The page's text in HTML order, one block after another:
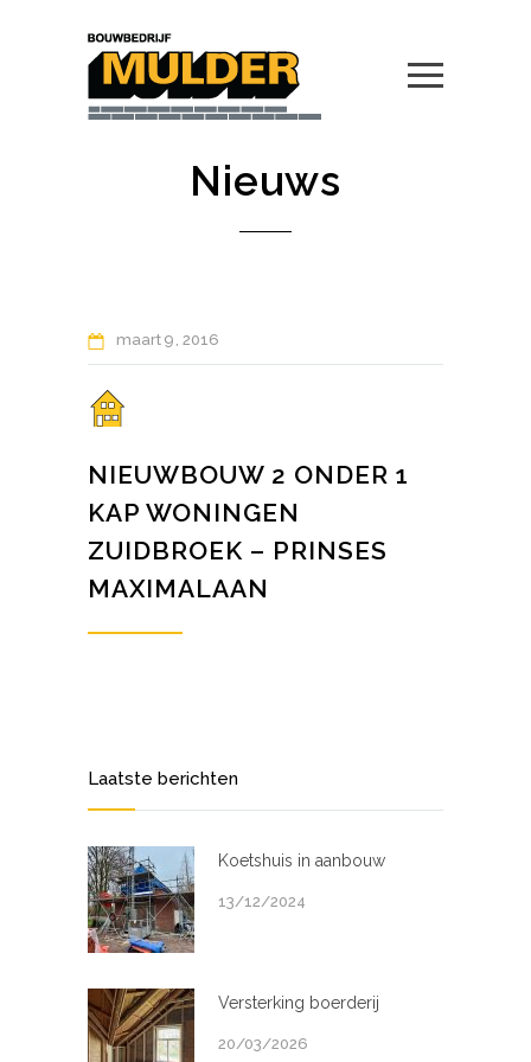
Nieuws
maart 9 2016
NIEUWBOUW 2 ONDER 1
KAP WONINGEN
ZUIDBROEK – PRINSES
MAXIMALAAN
Laatste berichten
Koetshuis in aanbouw
13/12/2024
Versterking boerderij
20/03/2026